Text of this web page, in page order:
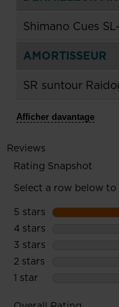
Shimano Cues
AMORTISSEUR
SR suntour
Afficher davantage